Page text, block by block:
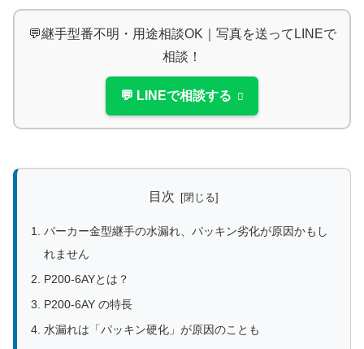
💬継手型番不明・用途相談OK｜写真を送ってLINEで
相談！
💬 LINEで相談する
目次
パーカー金型継手の水漏れ、パッキン劣化が原因かもし
れません
P200-6AYとは？
P200-6AY の特長
水漏れは「パッキン硬化」が原因のことも